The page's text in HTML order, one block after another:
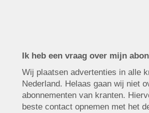
Ik heb een vraag over mijn
Wij plaatsen advertenties in alle
Nederland. Helaas gaan wij niet
abonnementen van kranten.
beste contact opnemen met het